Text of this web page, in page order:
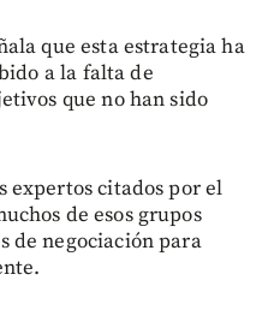
que esta estrategia ha
a la falta de
que no han sido
expertos citados por el
de esos grupos
de negociación para